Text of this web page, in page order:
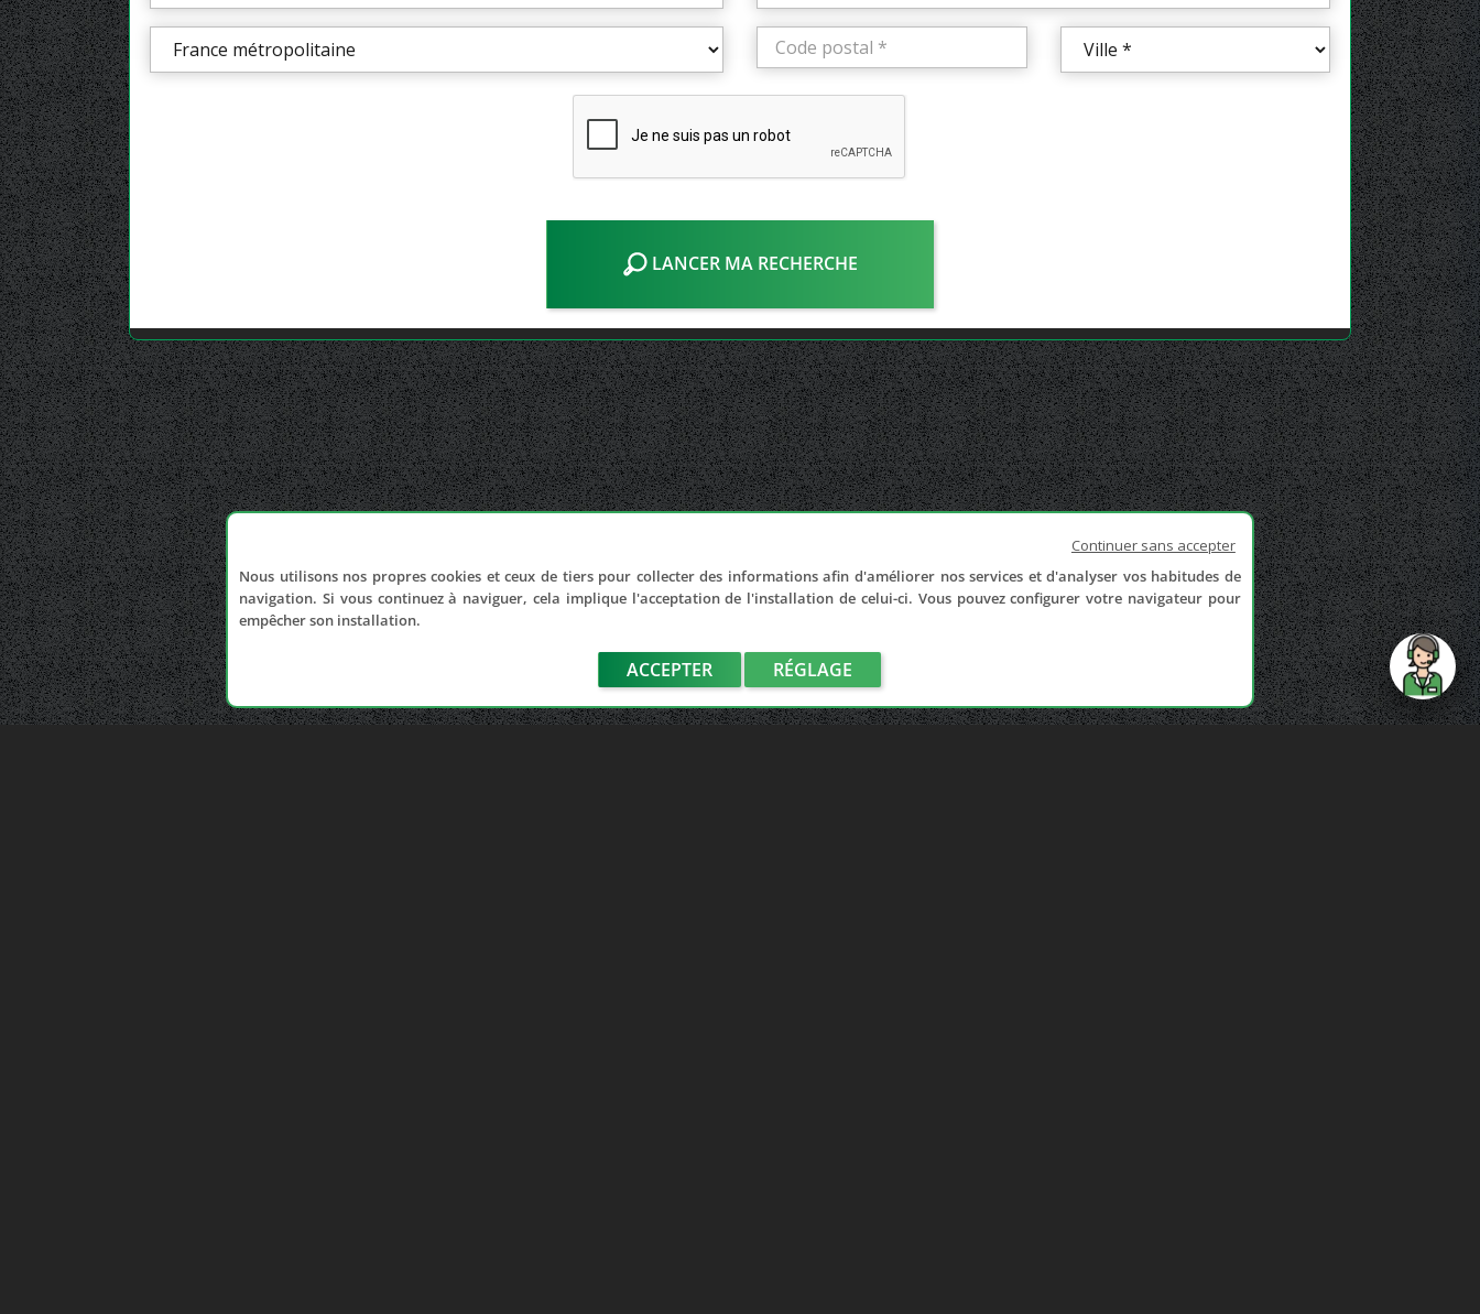
LANCER MA RECHERCHE
Continuer sans accepter
Nous utilisons nos propres cookies et ceux de tiers pour collecter des informations afin d'améliorer nos services et d'analyser vos habitudes de
navigation. Si vous continuez à naviguer, cela implique l'acceptation de l'installation de celui-ci. Vous pouvez configurer votre navigateur pour
empêcher son installation.
ACCEPTER RÉGLAGE